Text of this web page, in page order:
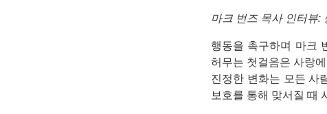
마크 번즈 목사 인터뷰:
행동을 촉구하며 마크
허무는 첫걸음은 사랑
진정한 변화는 모든 사
보호를 통해 맞서질 때